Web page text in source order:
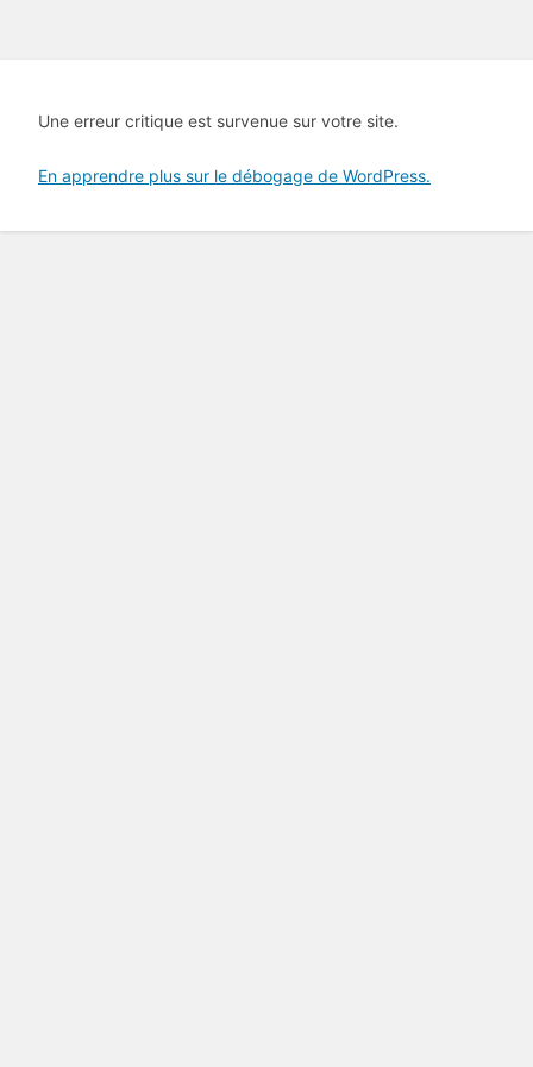
Une erreur critique est survenue sur votre site.
En apprendre plus sur le débogage de WordPress.